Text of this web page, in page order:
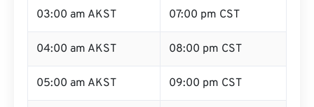
03:00 am AKST 07:00 pm CST
04:00 am AKST 08:00 pm CST
05:00 am AKST 09:00 pm CST